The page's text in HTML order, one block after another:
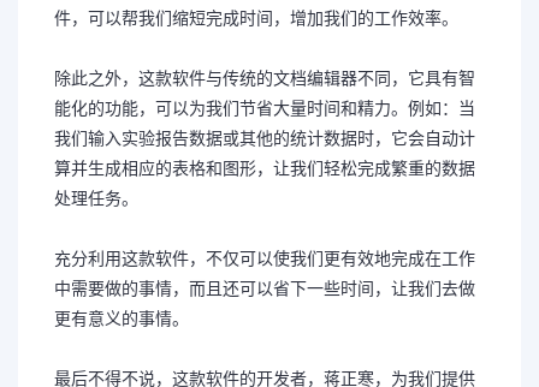
件，可以帮我们缩短完成时间，增加我们的工作效率。
除此之外，这款软件与传统的文档编辑器不同，它具有智
能化的功能，可以为我们节省大量时间和精力。例如：当
我们输入实验报告数据或其他的统计数据时，它会自动计
算并生成相应的表格和图形，让我们轻松完成繁重的数据
处理任务。
充分利用这款软件，不仅可以使我们更有效地完成在工作
中需要做的事情，而且还可以省下一些时间，让我们去做
更有意义的事情。
最后不得不说，这款软件的开发者，蒋正寒，为我们提供